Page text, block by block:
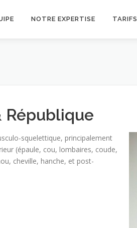
NOTRE EXPERTISE TARIFS
République
squelettique, principalement
(épaule, cou, lombaires, coude,
cheville, hanche, et post-